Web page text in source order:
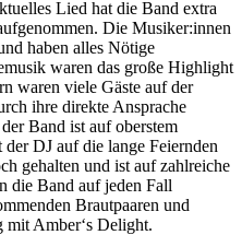
Lied hat die Band extra
Die Musiker:innen
haben alles Nötige
waren das große Highlight
waren viele Gäste auf der
ihre direkte Ansprache
Band ist auf oberstem
DJ auf die lange Feiernden
gehalten und ist auf zahlreiche
die Band auf jeden Fall
Brautpaaren und
mit Amber‘s Delight.